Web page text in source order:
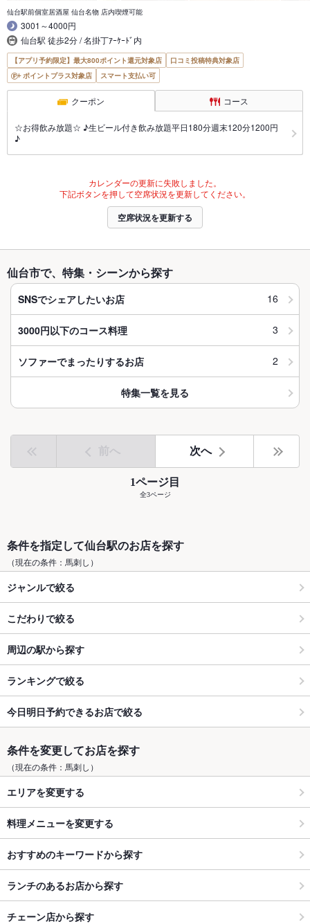
仙台駅前個室居酒屋 仙台名物 店内喫煙可能
3001～4000円
仙台駅 徒歩2分 / 名掛丁ｱｰｹｰﾄﾞ内
【アプリ予約限定】最大800ポイント還元対象店
口コミ投稿特典対象店
ポイントプラス対象店
スマート支払い可
クーポン コース
☆お得飲み放題☆ ♪生ビール付き飲み放題平日180分週末120分1200円
♪
カレンダーの更新に失敗しました。
下記ボタンを押して空席状況を更新してください。
空席状況を更新する
仙台市で、特集・シーンから探す
SNSでシェアしたいお店 16
3000円以下のコース料理 3
ソファーでまったりするお店 2
特集一覧を見る
前へ 次へ
1ページ目
全3ページ
条件を指定して仙台駅のお店を探す
（現在の条件：馬刺し）
ジャンルで絞る
こだわりで絞る
周辺の駅から探す
ランキングで絞る
今日明日予約できるお店で絞る
条件を変更してお店を探す
（現在の条件：馬刺し）
エリアを変更する
料理メニューを変更する
おすすめのキーワードから探す
ランチのあるお店から探す
チェーン店から探す